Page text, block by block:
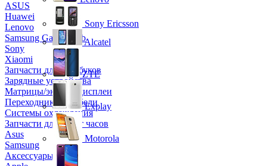
ASUS
Huawei
Lenovo
Samsung Galaxy Tab
Sony
Xiaomi
Запчасти для ноутбуков
Зарядные устройства
Матрицы/экраны/дисплеи
Переходники и кабели
Системы охлаждения
Запчасти для смарт часов
Asus
Samsung
Аксессуары
Sony Ericsson
Alcatel
ZTE
Explay
Motorola